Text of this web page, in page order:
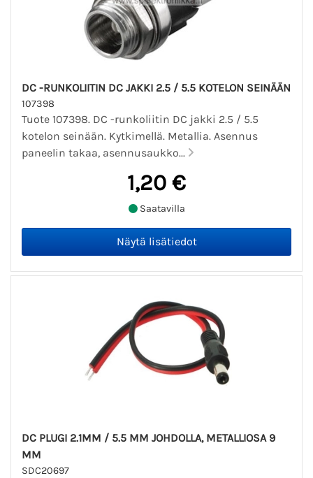
DC -RUNKOLIITIN DC JAKKI 2.5 / 5.5 KOTELON SEINÄÄN
107398
Tuote 107398. DC -runkoliitin DC jakki 2.5 / 5.5
kotelon seinään. Kytkimellä. Metallia. Asennus
paneelin takaa, asennusaukko...
1,20 €
Saatavilla
DC PLUGI 2.1MM / 5.5 MM JOHDOLLA, METALLIOSA 9
MM
SDC20697